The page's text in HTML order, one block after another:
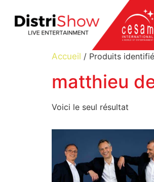
Accueil / Produits
matthieu
Voici le seul résultat